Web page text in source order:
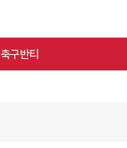
축구반티